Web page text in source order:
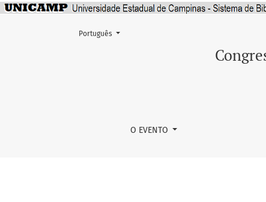
Relato de experiência: atendimento de
O EVENTO
Mudar o idioma. O atual é:
Português